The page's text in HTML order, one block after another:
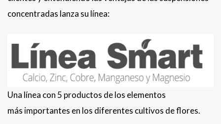
concentradas lanza su línea:
Una línea con 5 productos de los elementos
más importantes en los diferentes cultivos de flores.